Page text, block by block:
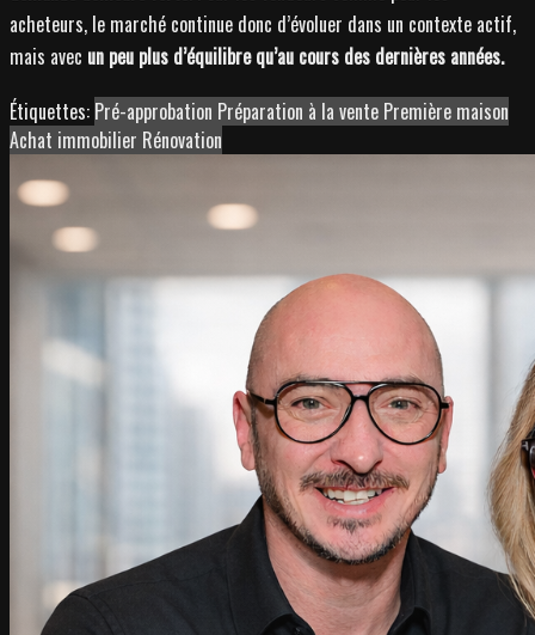
acheteurs, le marché continue donc d’évoluer dans un contexte actif,
mais avec un peu plus d’équilibre qu’au cours des dernières années.
Étiquettes: Pré-approbation Préparation à la vente Première maison
Achat immobilier Rénovation